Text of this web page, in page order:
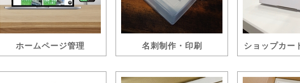
ホームページ管理 名刺制作・印刷 ショップカー